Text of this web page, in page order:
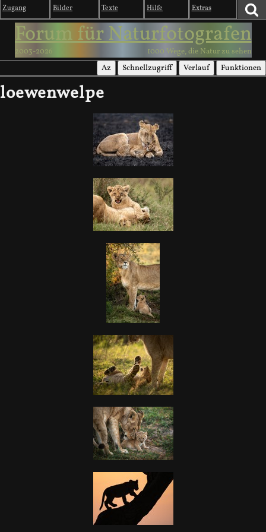
Zugang Bilder Texte Hilfe Extras
Forum für Naturfotografen
2003-2026 1000 Wege, die Natur zu sehen
Az Schnellzugriff Verlauf Funktionen
loewenwelpe